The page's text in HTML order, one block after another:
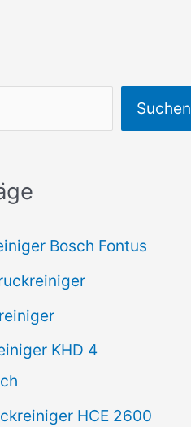
Suchen
Bosch Fontus
KHD 4
HCE 2600